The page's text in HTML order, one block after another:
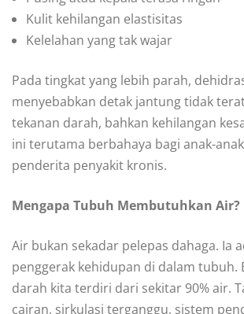
Kulit kehilangan elastisitas
Kelelahan yang tak wajar
Pada tingkat yang lebih parah,
menyebabkan detak jantung tidak
tekanan darah, bahkan kehilangan
ini terutama berbahaya bagi anak-
penderita penyakit kronis.
Mengapa Tubuh Membutuhkan Air?
Air bukan sekadar pelepas dahaga. Ia
penggerak kehidupan di dalam tubuh.
darah kita terdiri dari sekitar 90% air.
cairan, sirkulasi terganggu, sistem